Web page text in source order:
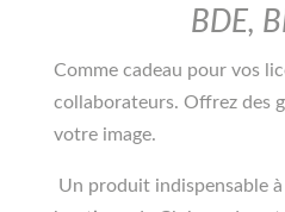
BDE,
Comme cadeau pour vos
collaborateurs. Offrez des
votre image.
Un produit indispensable